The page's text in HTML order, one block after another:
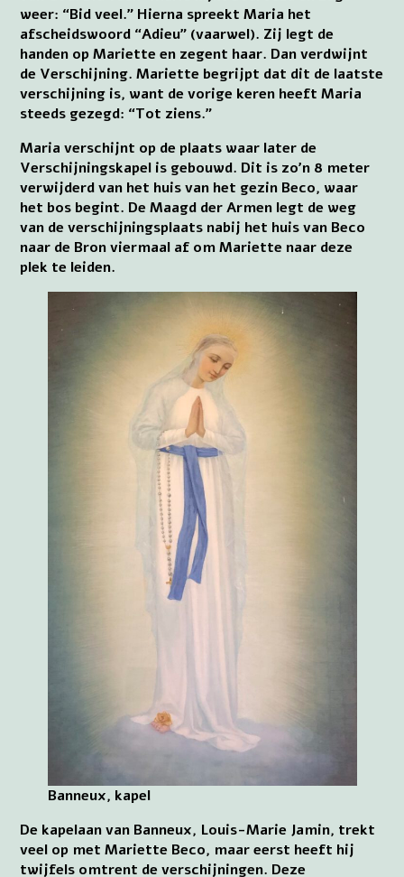
weer: “Bid veel.” Hierna spreekt Maria het
afscheidswoord “Adieu” (vaarwel). Zij legt de
handen op Mariette en zegent haar. Dan verdwijnt
de Verschijning. Mariette begrijpt dat dit de laatste
verschijning is, want de vorige keren heeft Maria
steeds gezegd: “Tot ziens.”
Maria verschijnt op de plaats waar later de
Verschijningskapel is gebouwd. Dit is zo’n 8 meter
verwijderd van het huis van het gezin Beco, waar
het bos begint. De Maagd der Armen legt de weg
van de verschijningsplaats nabij het huis van Beco
naar de Bron viermaal af om Mariette naar deze
plek te leiden.
Banneux, kapel
De kapelaan van Banneux, Louis-Marie Jamin, trekt
veel op met Mariette Beco, maar eerst heeft hij
twijfels omtrent de verschijningen. Deze